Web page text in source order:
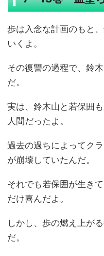
歩は入念な計画のもと
いくよ。
その復讐の過程で、鈴
だ。
実は、鈴木山と若保囲
人間だったよ。
過去の過ちによってク
が崩壊していたんだ。
それでも若保囲が生き
だけ喜んだよ。
しかし、歩の燃え上が
だ。